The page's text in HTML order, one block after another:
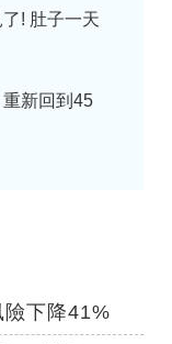
! 肚子一天
新回到45
下降41%